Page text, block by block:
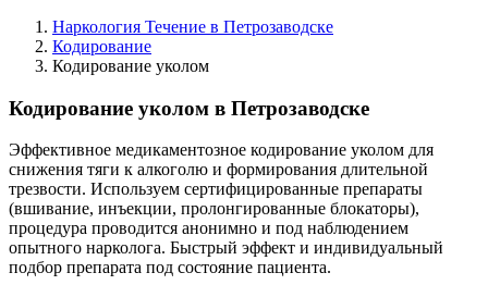
Наркология Течение в Петрозаводске
Кодирование
Кодирование уколом
Кодирование уколом в Петрозаводске
Эффективное медикаментозное кодирование уколом для
снижения тяги к алкоголю и формирования длительной
трезвости. Используем сертифицированные препараты
(вшивание, инъекции, пролонгированные блокаторы),
процедура проводится анонимно и под наблюдением
опытного нарколога. Быстрый эффект и индивидуальный
подбор препарата под состояние пациента.